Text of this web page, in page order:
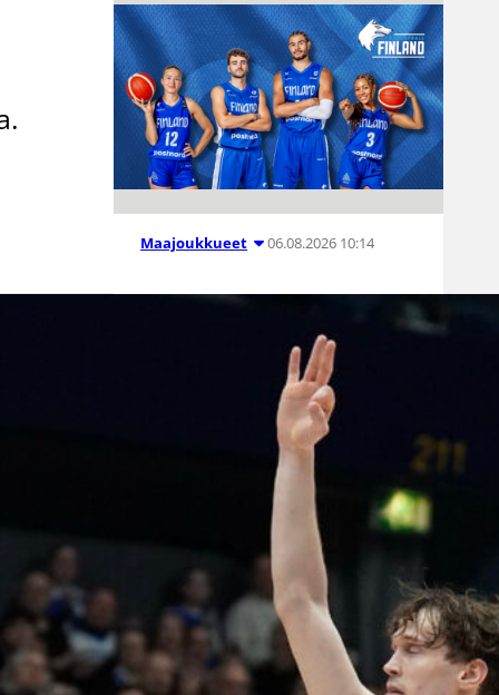
Maajoukkueet 06.08.2026 10:14
Edulliset liput
Susijengin ja
Susiladiesin
elokuun
kotimaaottelu
ihin nyt
myynnissä